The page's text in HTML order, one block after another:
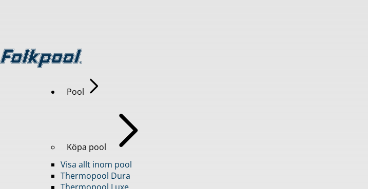
Pool
Köpa pool
Visa allt inom pool
Thermopool Dura